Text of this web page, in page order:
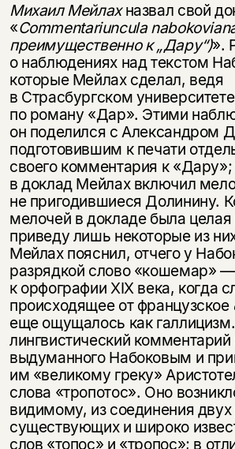
Михаил Мейлахназвал свой
«Commentariunculа
преимущественно к „Дару“)».
о наблюдениях над текстом
которые Мейлах сделал, ведя
в Страсбургском
по роману «Дар». Этими
он поделился с Александром
подготовившим к печати
своего комментария к «Дару»;
в доклад Мейлах включил
не пригодившиеся Долинину.
мелочей в докладе была
приведу лишь некоторые из
Мейлах пояснил, отчего у
разрядкой слово «кошемар» —
к орфографии XIX века, когда
происходящее от французское
еще ощущалось как
лингвистический комментарий
выдуманного Набоковым и
им «великому греку»
слова «тропотос». Оно
видимому, из соединения
существующих и широко
слов «топос» и «тропос»; в